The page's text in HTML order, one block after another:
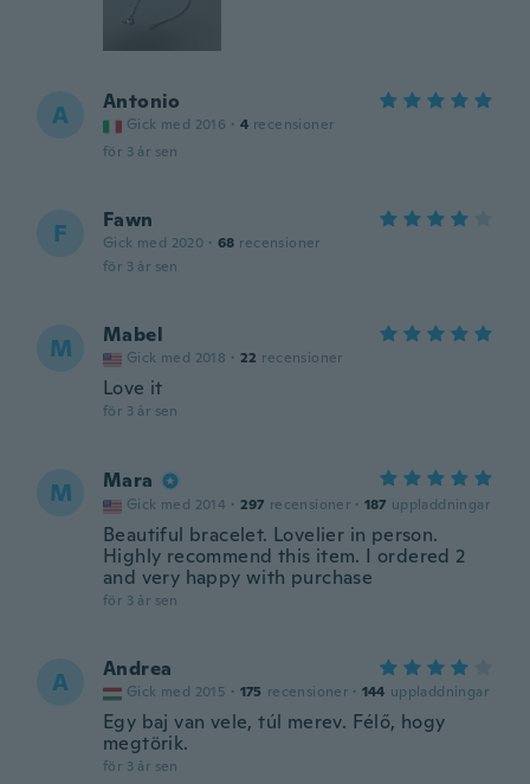
A Antonio
Gick med 2016 · 4 recensioner
för 3 år sen
F Fawn
Gick med 2020 · 68 recensioner
för 3 år sen
M Mabel
Gick med 2018 · 22 recensioner
Love it
för 3 år sen
M Mara
Gick med 2014 · 297 recensioner · 187 uppladdningar
Beautiful bracelet. Lovelier in person.
Highly recommend this item. I ordered 2
and very happy with purchase
för 3 år sen
A Andrea
Gick med 2015 · 175 recensioner · 144 uppladdningar
Egy baj van vele, túl merev. Félő, hogy
megtörik.
för 3 år sen